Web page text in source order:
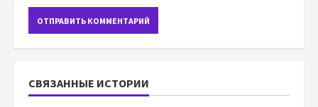
СВЯЗАННЫЕ ИСТОРИИ